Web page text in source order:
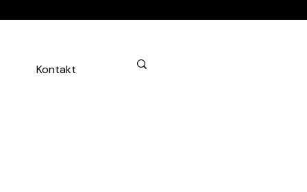
Kontakt